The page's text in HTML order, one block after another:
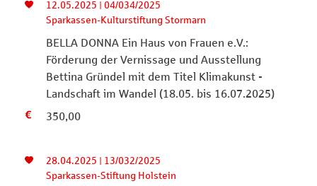
12.05.2025 | 04/034/2025
Sparkassen-Kulturstiftung Stormarn
BELLA DONNA Ein Haus von Frauen e.V.:
Förderung der Vernissage und Ausstellung
Bettina Gründel mit dem Titel Klimakunst -
Landschaft im Wandel (18.05. bis 16.07.2025)
350,00
28.04.2025 | 13/032/2025
Sparkassen-Stiftung Holstein